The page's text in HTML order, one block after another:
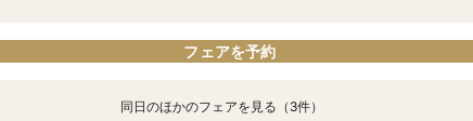
フェアを予約
同日のほかのフェアを見る（3件）